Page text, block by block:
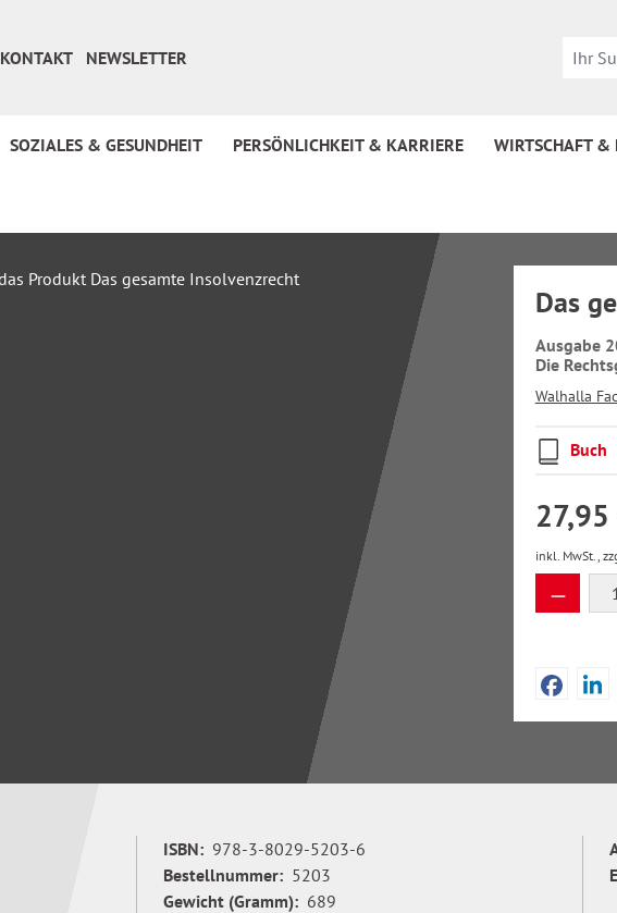
KONTAKT NEWSLETTER
SOZIALES & GESUNDHEIT PERSÖNLICHKEIT & KARRIERE WIRTSCHAFT
Das
Ausgabe
Die
Walhalla
Buch
inkl. MwSt.,
ISBN: 978-3-8029-5203-6
Bestellnummer: 5203
Gewicht (Gramm): 689